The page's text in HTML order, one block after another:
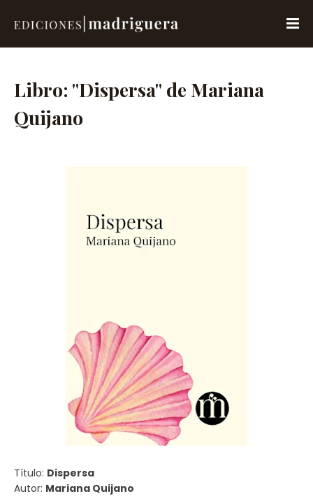
Libro: "Dispersa" de Mariana
Quijano
Título: Dispersa
Autor: Mariana Quijano